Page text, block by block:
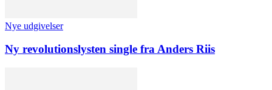
Nye udgivelser
Ny revolutionslysten single fra Anders Riis